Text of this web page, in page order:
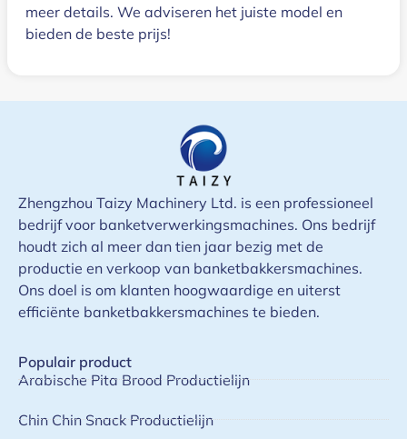
meer details. We adviseren het juiste model en
bieden de beste prijs!
Zhengzhou Taizy Machinery Ltd. is een professioneel
bedrijf voor banketverwerkingsmachines. Ons bedrijf
houdt zich al meer dan tien jaar bezig met de
productie en verkoop van banketbakkersmachines.
Ons doel is om klanten hoogwaardige en uiterst
efficiënte banketbakkersmachines te bieden.
Populair product
Arabische Pita Brood Productielijn
Chin Chin Snack Productielijn